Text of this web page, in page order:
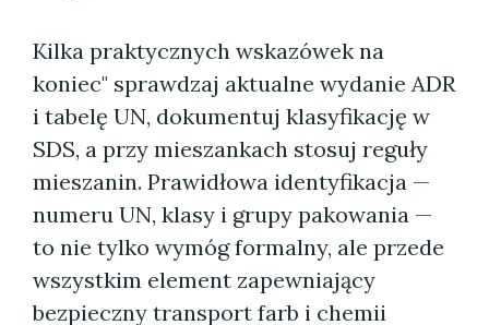
Kilka praktycznych wskazówek na
koniec" sprawdzaj aktualne wydanie ADR
i tabelę UN, dokumentuj klasyfikację w
SDS, a przy mieszankach stosuj reguły
mieszanin. Prawidłowa identyfikacja —
numeru UN, klasy i grupy pakowania —
to nie tylko wymóg formalny, ale przede
wszystkim element zapewniający
bezpieczny transport farb i chemii